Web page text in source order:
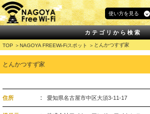
使い方を見る
カテゴリから検索
TOP NAGOYA FREEWi-Fiスポット とんかつすず家
とんかつすず家
住所 愛知県名古屋市中区大須3-11-17